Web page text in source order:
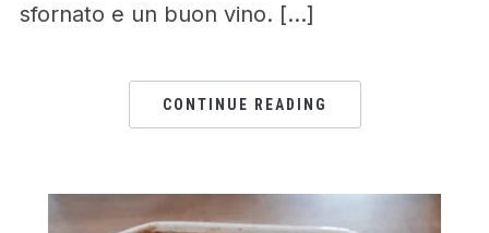
sfornato e un buon vino. […]
CONTINUE READING